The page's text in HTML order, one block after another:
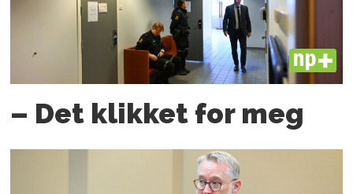
PLUS
– Det klikket for meg